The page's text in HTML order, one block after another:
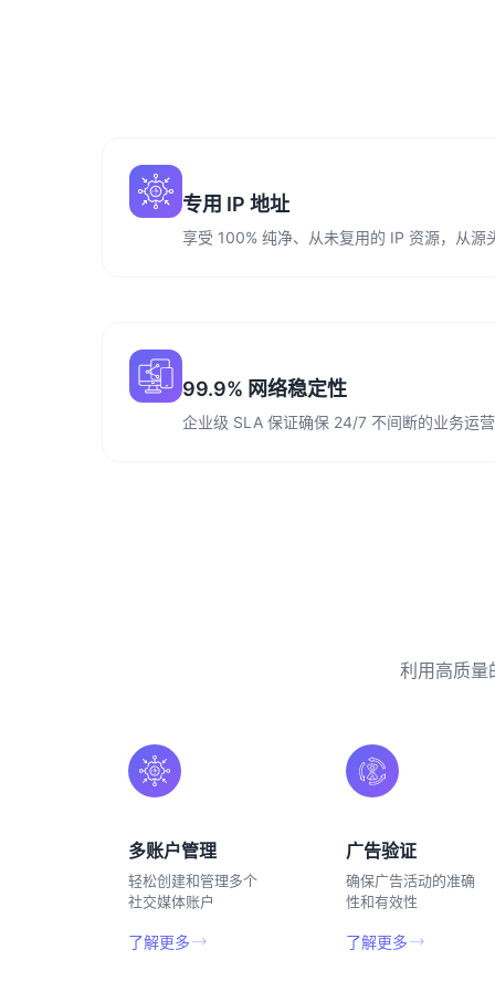
专用 IP 地址
享受 100% 纯净、从未复用的 IP 资源，从源
99.9% 网络稳定性
企业级 SLA 保证确保 24/7 不间断的业务运
利用高质量
多账户管理
轻松创建和管理多个
社交媒体账户
了解更多
广告验证
确保广告活动的准确
性和有效性
了解更多